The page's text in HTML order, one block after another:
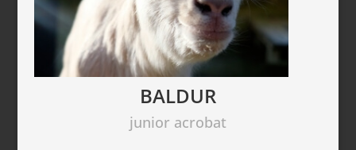
BALDUR
junior acrobat